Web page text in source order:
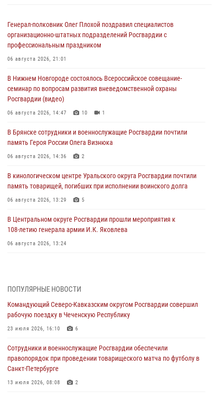
Генерал-полковник Олег Плохой поздравил специалистов
организационно-штатных подразделений Росгвардии с
профессиональным праздником
06 августа 2026, 21:01
В Нижнем Новгороде состоялось Всероссийское совещание-
семинар по вопросам развития вневедомственной охраны
Росгвардии (видео)
06 августа 2026, 14:47 10 1
В Брянске сотрудники и военнослужащие Росгвардии почтили
память Героя России Олега Визнюка
06 августа 2026, 14:36 2
В кинологическом центре Уральского округа Росгвардии почтили
память товарищей, погибших при исполнении воинского долга
06 августа 2026, 13:29 5
В Центральном округе Росгвардии прошли мероприятия к
108‑летию генерала армии И.К. Яковлева
06 августа 2026, 13:24
06 августа 2026, 12:35 1
Росгвардейцы провели выставку вооружения для участников сбора
«Гвардеец» в Пензе (видео)
06 августа 2026, 12:00
В Курске росгвардейцы приняли участие в митинге, посвященном
второй годовщине вторжения ВСУ на территорию области
06 августа 2026, 11:56
ПОПУЛЯРНЫЕ НОВОСТИ
Командующий Северо-Кавказским округом Росгвардии совершил
рабочую поездку в Чеченскую Республику
23 июля 2026, 16:10 6
Сотрудники и военнослужащие Росгвардии обеспечили
правопорядок при проведении товарищеского матча по футболу в
Санкт-Петербурге
13 июля 2026, 08:08 2